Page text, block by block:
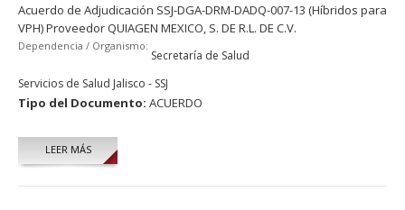
Acuerdo de Adjudicación SSJ-DGA-DRM-DADQ-007-13 (Híbridos para
VPH) Proveedor QUIAGEN MEXICO, S. DE R.L. DE C.V.
Dependencia / Organismo:
Secretaría de Salud
Servicios de Salud Jalisco - SSJ
Tipo del Documento: ACUERDO
LEER MÁS